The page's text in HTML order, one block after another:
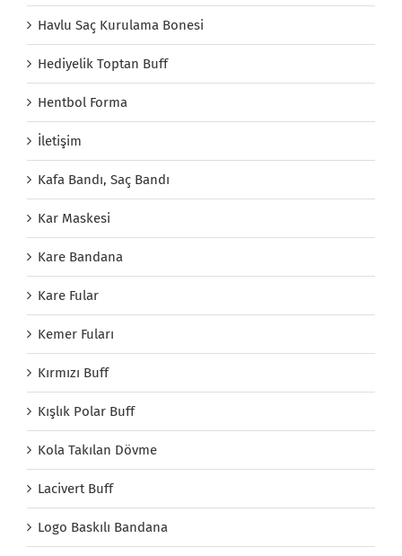
Havlu Saç Kurulama Bonesi
Hediyelik Toptan Buff
Hentbol Forma
İletişim
Kafa Bandı, Saç Bandı
Kar Maskesi
Kare Bandana
Kare Fular
Kemer Fuları
Kırmızı Buff
Kışlık Polar Buff
Kola Takılan Dövme
Lacivert Buff
Logo Baskılı Bandana